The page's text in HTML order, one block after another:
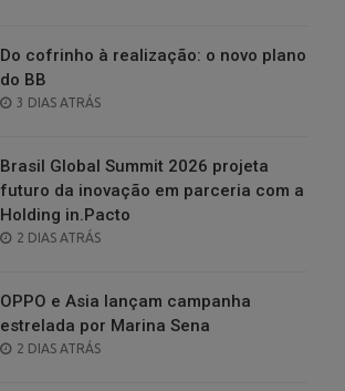
Do cofrinho à realização: o novo plano
do BB
POSTED
3 DIAS ATRÁS
Brasil Global Summit 2026 projeta
futuro da inovação em parceria com a
Holding in.Pacto
POSTED
2 DIAS ATRÁS
OPPO e Asia lançam campanha
estrelada por Marina Sena
POSTED
2 DIAS ATRÁS